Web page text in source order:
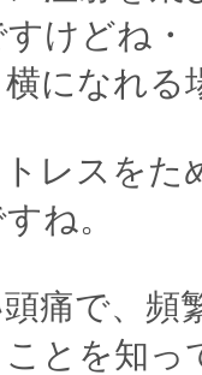
けどね・
になれる
レスをた
ね。
痛で、頻
とを知っ